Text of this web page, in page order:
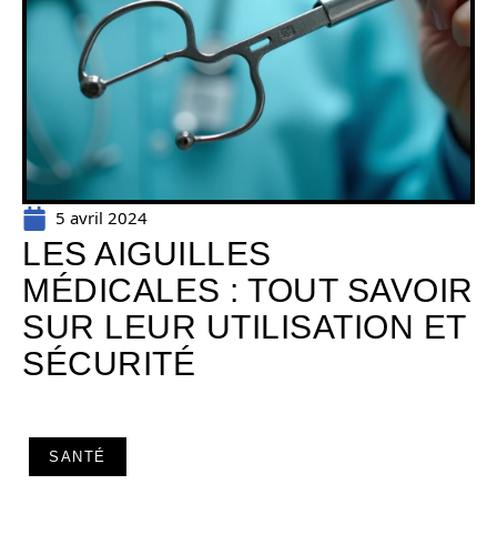
5 avril 2024
LES AIGUILLES
MÉDICALES : TOUT SAVOIR
SUR LEUR UTILISATION ET
SÉCURITÉ
SANTÉ